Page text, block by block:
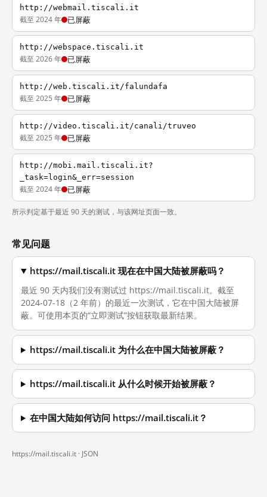
http://webmail.tiscali.it
截至 2024 年 已屏蔽
http://webspace.tiscali.it
截至 2026 年 已屏蔽
http://web.tiscali.it/falundafa
截至 2025 年 已屏蔽
http://video.tiscali.it/canali/truveo
截至 2025 年 已屏蔽
http://mobi.mail.tiscali.it?
_task=login&_err=session
截至 2024 年 已屏蔽
所示判定基于最近 90 天的测试，与该网址页面一致。
常见问题
https://mail.tiscali.it 现在在中国大陆被屏蔽吗？
最近 90 天内我们没有测试过 https://mail.tiscali.it。截至
2024-07-18（2 年前）的最近一次测试，它在中国大陆被屏
蔽。可使用本页的“立即测试”按钮获取最新结果。
https://mail.tiscali.it 为什么在中国大陆被屏蔽？
https://mail.tiscali.it 从什么时候开始被屏蔽？
在中国大陆如何访问 https://mail.tiscali.it？
https://mail.tiscali.it · JSON